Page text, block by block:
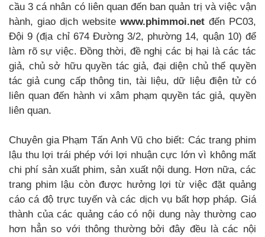
cầu 3 cá nhân có liên quan đến ban quản trị và việc vận
hành, giao dịch website www.phimmoi.net đến PC03,
Đội 9 (địa chỉ 674 Đường 3/2, phường 14, quận 10) để
làm rõ sự việc. Đồng thời, đề nghị các bị hại là các tác
giả, chủ sở hữu quyền tác giả, đại diện chủ thể quyền
tác giả cung cấp thông tin, tài liệu, dữ liệu điện tử có
liên quan đến hành vi xâm phạm quyền tác giả, quyền
liên quan.
Chuyên gia Phạm Tấn Anh Vũ cho biết: Các trang phim
lậu thu lợi trái phép với lợi nhuận cực lớn vì không mất
chi phí sản xuất phim, sản xuất nội dung. Hơn nữa, các
trang phim lậu còn được hưởng lợi từ việc đặt quảng
cáo cá độ trực tuyến và các dịch vụ bất hợp pháp. Giá
thành của các quảng cáo có nội dung này thường cao
hơn hẳn so với thông thường bởi đây đều là các nội